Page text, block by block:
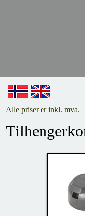
Alle priser er inkl. mva.